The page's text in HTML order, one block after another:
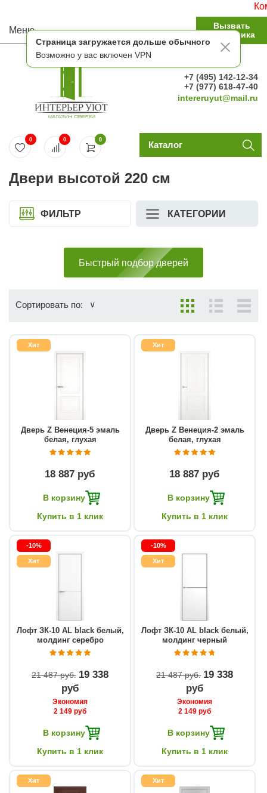
Страница загружается дольше обычного
Возможно у вас включен VPN
Меню
Вызвать
замерщика
+7 (495) 142-12-34
+7 (977) 618-47-40
intereruyut@mail.ru
0
0 0 Каталог
Двери высотой 220 см
ФИЛЬТР КАТЕГОРИИ
Быстрый подбор дверей
Сортировать по:
Хит
Дверь Z Венеция-5 эмаль
белая, глухая
18 887 руб
В корзину
Купить в 1 клик
Хит
Дверь Z Венеция-2 эмаль
белая, глухая
18 887 руб
В корзину
Купить в 1 клик
-10%
Хит
Лофт ЗК-10 AL black белый,
молдинг серебро
21 487 руб 19 338
руб
Экономия
2 149 руб
В корзину
Купить в 1 клик
-10%
Хит
Лофт ЗК-10 AL black белый,
молдинг черный
21 487 руб 19 338
руб
Экономия
2 149 руб
В корзину
Купить в 1 клик
Хит Хит